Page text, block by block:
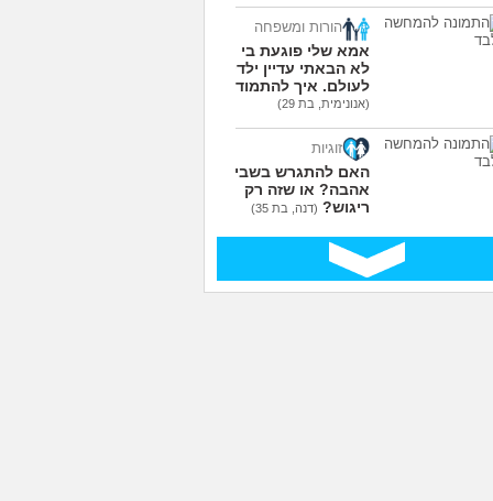
הורות ומשפחה
אמא שלי פוגעת בי כי
לא הבאתי עדיין ילדים
לעולם. איך להתמודד?
(אנונימית, בת 29)
זוגיות
האם להתגרש בשביל
אהבה? או שזה רק
ריגוש? (דנה, בת 35)